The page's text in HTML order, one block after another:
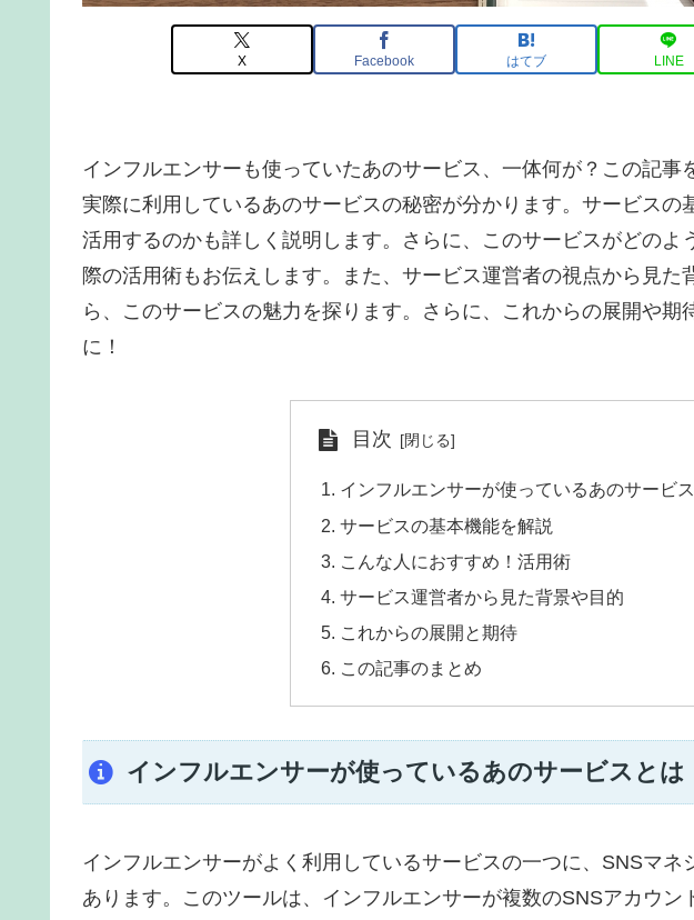
X Facebook はてブ LINE
インフルエンサーも使っていたあのサービス、一体何が？この記事
実際に利用しているあのサービスの秘密が分かります。サービスの
活用するのかも詳しく説明します。さらに、このサービスがどのよ
際の活用術もお伝えします。また、サービス運営者の視点から見た
ら、このサービスの魅力を探ります。さらに、これからの展開や期
に！
目次
インフルエンサーが使っているあのサービ
サービスの基本機能を解説
こんな人におすすめ！活用術
サービス運営者から見た背景や目的
これからの展開と期待
この記事のまとめ
インフルエンサーが使っているあのサービスとは
インフルエンサーがよく利用しているサービスの一つに、SNSマ
あります。このツールは、インフルエンサーが複数のSNSアカウン